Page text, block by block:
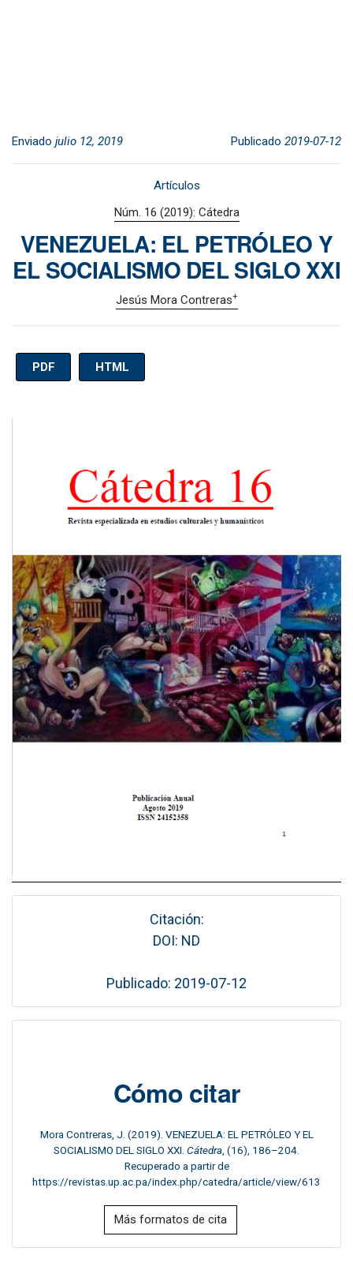
Enviado julio 12, 2019 Publicado 2019-07-12
Artículos
Núm. 16 (2019): Cátedra
VENEZUELA: EL PETRÓLEO Y
EL SOCIALISMO DEL SIGLO XXI
Jesús Mora Contreras+
PDF HTML
Imagen de portada
Citación:
DOI: ND
Publicado: 2019-07-12
Cómo citar
Mora Contreras, J. (2019). VENEZUELA: EL PETRÓLEO Y EL
SOCIALISMO DEL SIGLO XXI. Cátedra , (16), 186–204.
Recuperado a partir de
https://revistas.up.ac.pa/index.php/catedra/article/view/613
Más formatos de cita